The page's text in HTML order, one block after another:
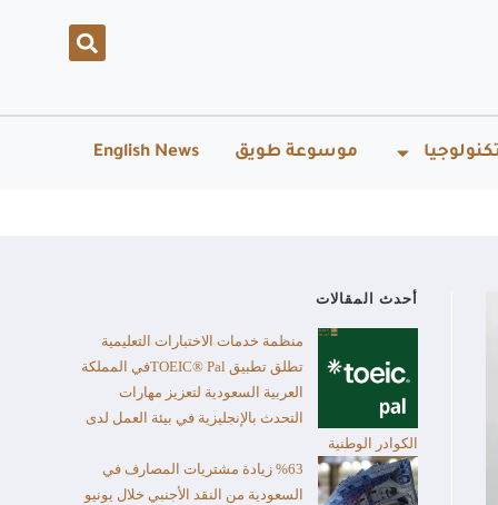
موسوعة طويق English News
أحدث المقالات
منظمة خدمات الاختبارات التعليمية
تطلق تطبيق TOEIC® Palفي المملكة
العربية السعودية لتعزيز مهارات
التحدث بالإنجليزية في بيئة العمل لدى
الكوادر الوطنية
%63 زيادة مشتريات المصارف في
السعودية من النقد الأجنبي خلال يونيو